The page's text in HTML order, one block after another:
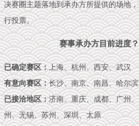
决赛圈主题落地到承办方所提供的场地
行投票。
赛事承办方目前进度
已确定赛区：上海、杭州、西安、武汉
有意向赛区：长沙、南京、南昌、哈尔
已接洽地区：济南、重庆、成都、广州
州、无锡、苏州、深圳、太原